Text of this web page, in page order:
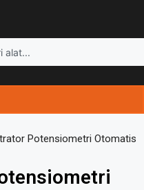
Potensiometri Otomatis